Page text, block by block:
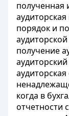
полученная
порядок и
получение
когда в
отчетности